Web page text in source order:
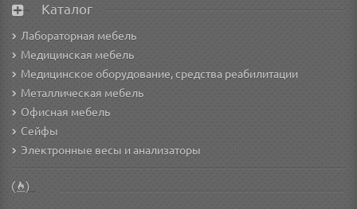
Каталог
Лабораторная мебель
Медицинская мебель
Медицинское оборудование, средства реабилитации
Металлическая мебель
Офисная мебель
Сейфы
Электронные весы и анализаторы